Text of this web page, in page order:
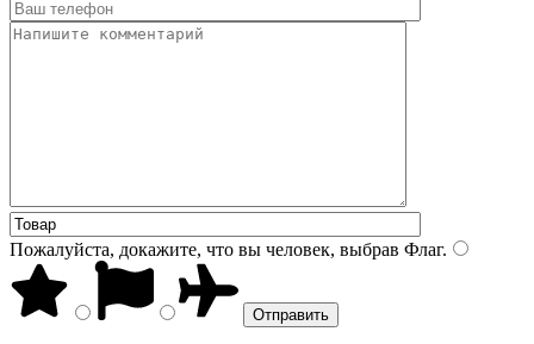
Пожалуйста, докажите, что вы человек, выбрав Флаг.